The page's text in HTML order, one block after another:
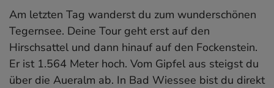
Am letzten Tag wanderst du zum wunderschönen
Tegernsee. Deine Tour geht erst auf den
Hirschsattel und dann hinauf auf den Fockenstein.
Er ist 1.564 Meter hoch. Vom Gipfel aus steigst du
über die Aueralm ab. In Bad Wiessee bist du direkt